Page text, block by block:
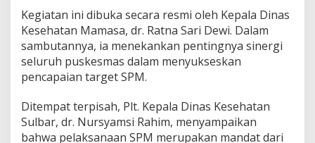
r
F
o
k
u
s
a
n
S
Kegiatan ini dibuka secara resmi oleh Kepala Dinas
Kesehatan Mamasa, dr. Ratna Sari Dewi. Dalam
sambutannya, ia menekankan pentingnya sinergi
seluruh puskesmas dalam menyukseskan
pencapaian target SPM.
Ditempat terpisah, Plt. Kepala Dinas Kesehatan
Sulbar, dr. Nursyamsi Rahim, menyampaikan
bahwa pelaksanaan SPM merupakan mandat dari